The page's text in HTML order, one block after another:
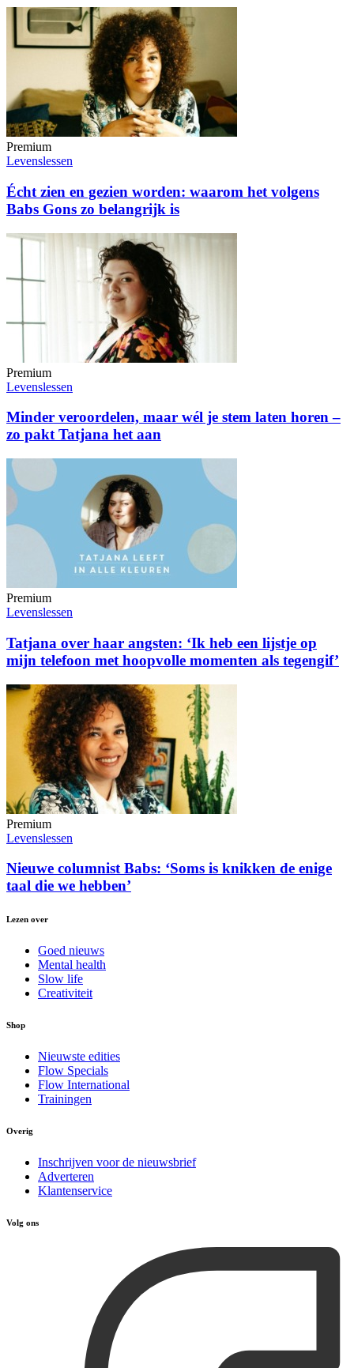
Premium
Levenslessen
Écht zien en gezien worden: waarom het volgens
Babs Gons zo belangrijk is
Premium
Levenslessen
Minder veroordelen, maar wél je stem laten horen –
zo pakt Tatjana het aan
Premium
Levenslessen
Tatjana over haar angsten: ‘Ik heb een lijstje op
mijn telefoon met hoopvolle momenten als tegengif’
Premium
Levenslessen
Nieuwe columnist Babs: ‘Soms is knikken de enige
taal die we hebben’
Lezen over
Goed nieuws
Mental health
Slow life
Creativiteit
Shop
Nieuwste edities
Flow Specials
Flow International
Trainingen
Overig
Inschrijven voor de nieuwsbrief
Adverteren
Klantenservice
Volg ons